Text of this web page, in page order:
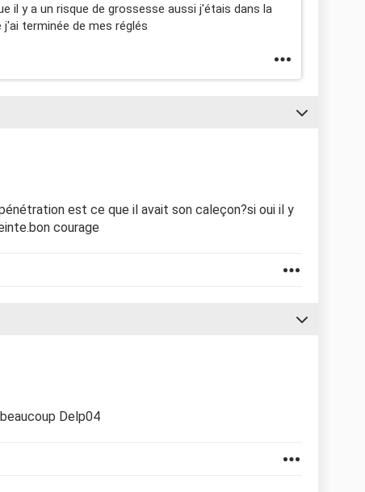
il y a un risque de grossesse aussi j'étais dans la
j'ai terminée de mes réglés
est ce que il avait son caleçon?si oui il y
courage
Delp04